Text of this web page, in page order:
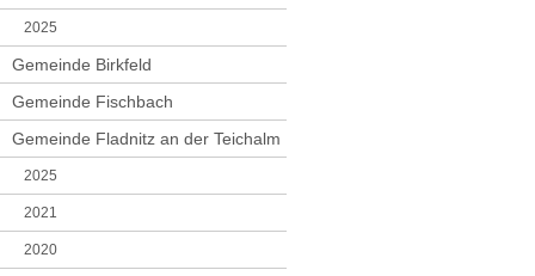
2025
Gemeinde Birkfeld
Gemeinde Fischbach
Gemeinde Fladnitz an der Teichalm
2025
2021
2020